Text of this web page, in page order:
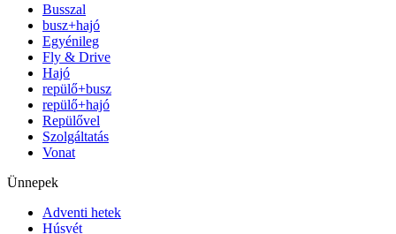
Busszal
busz+hajó
Egyénileg
Fly & Drive
Hajó
repülő+busz
repülő+hajó
Repülővel
Szolgáltatás
Vonat
Ünnepek
Adventi hetek
Húsvét